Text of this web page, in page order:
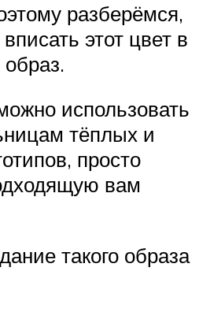
разберёмся,
этот цвет в
использовать
тёплых и
просто
вам
такого образа